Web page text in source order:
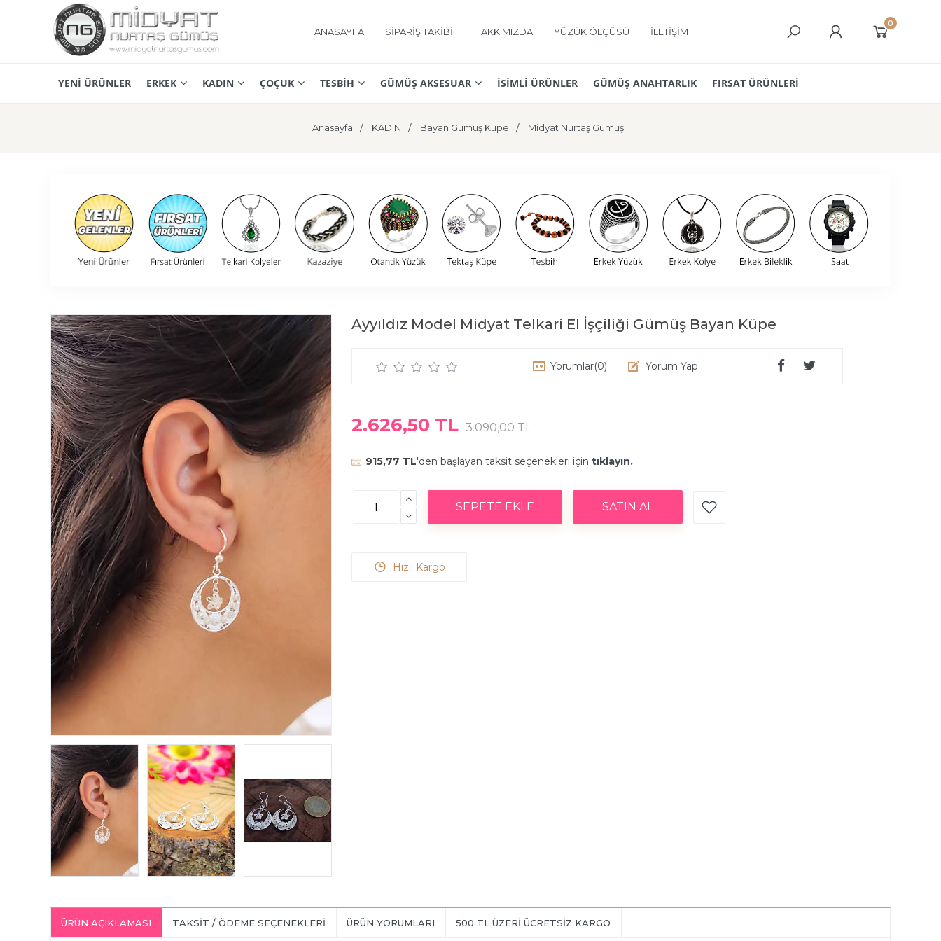
ANASAYFA SİPARİŞ TAKİBİ HAKKIMIZDA YÜZÜK ÖLÇÜSÜ İLETİŞİM
0
YENİ ÜRÜNLER ERKEK KADIN ÇOÇUK TESBİH GÜMÜŞ AKSESUAR İSİMLİ ÜRÜNLER GÜMÜŞ ANAHTARLIK FIRSAT ÜRÜNLERİ
Anasayfa KADIN Bayan Gümüş Küpe Midyat Nurtaş Gümüş
Ayyıldız Model Midyat Telkari El İşçiliği Gümüş Bayan Küpe
Yorumlar(0) Yorum Yap
2.626,50 TL 3.090,00 TL
915,77 TL'den başlayan taksit seçenekleri için tıklayın.
ÜRÜN AÇIKLAMASI TAKSIT / ÖDEME SEÇENEKLERI ÜRÜN YORUMLARI 500 TL ÜZERİ ÜCRETSİZ KARGO